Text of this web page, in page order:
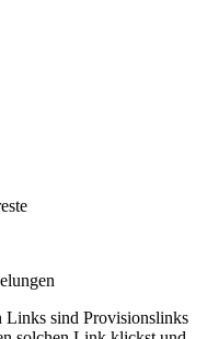
Links sind Provisionslinks